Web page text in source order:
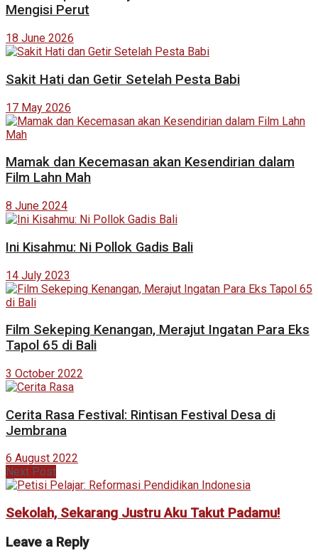
Mengisi Perut
18 June 2026
Sakit Hati dan Getir Setelah Pesta Babi
17 May 2026
Mamak dan Kecemasan akan Kesendirian dalam
Film Lahn Mah
8 June 2024
Ini Kisahmu: Ni Pollok Gadis Bali
14 July 2023
Film Sekeping Kenangan, Merajut Ingatan Para Eks
Tapol 65 di Bali
3 October 2022
Cerita Rasa Festival: Rintisan Festival Desa di
Jembrana
6 August 2022
Next Post
Sekolah, Sekarang Justru Aku Takut Padamu!
Leave a Reply